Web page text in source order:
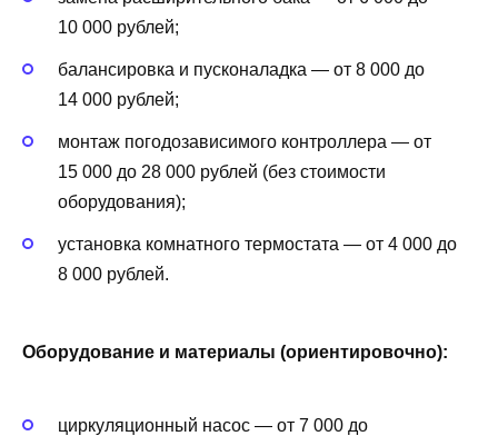
10 000 рублей;
балансировка и пусконаладка — от 8 000 до
14 000 рублей;
монтаж погодозависимого контроллера — от
15 000 до 28 000 рублей (без стоимости
оборудования);
установка комнатного термостата — от 4 000 до
8 000 рублей.
Оборудование и материалы (ориентировочно):
циркуляционный насос — от 7 000 до